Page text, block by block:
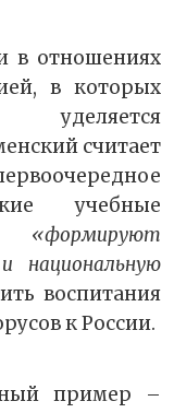
в отношениях
в которых
считает
учебные
«формируют
национальную
воспитания
к России.
пример –